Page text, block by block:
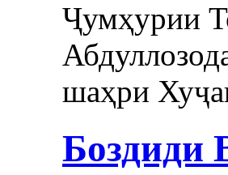
Ҷумҳурии
шаҳри
Боздиди